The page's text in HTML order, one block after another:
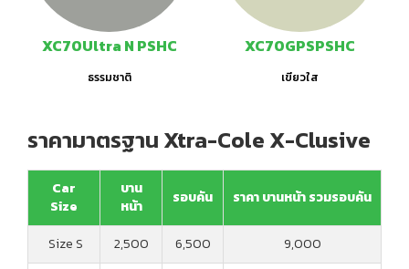
XC70Ultra N PSHC
ธรรมชาติ
XC70GPSPSHC
เขียวใส
ราคามาตรฐาน Xtra-Cole X-Clusive
Car
Size
บาน
หน้า
รอบคัน ราคา บานหน้า รวมรอบคัน
Size S 2,500 6,500 9,000